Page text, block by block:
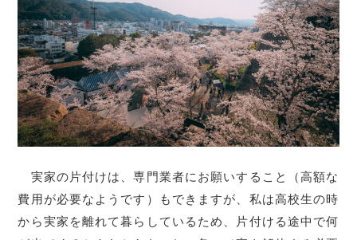
実家の片付けは、専門業者にお願いすること（高額な
費用が必要なようです）もできますが、私は高校生の時
から実家を離れて暮らしているため、片付ける途中で何